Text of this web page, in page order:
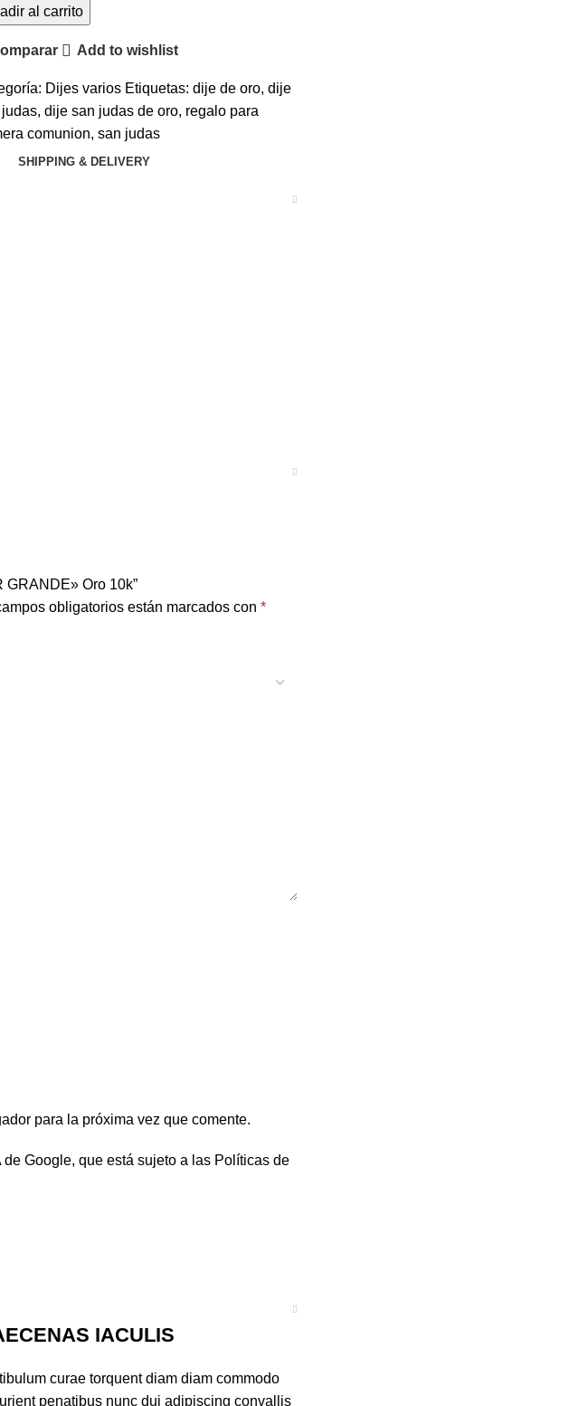
al carrito
Add to wishlist
Dijes varios Etiquetas: dije de oro, dije
, dije san judas de oro, regalo para
comunion, san judas
SHIPPING & DELIVERY
Oro 10k”
obligatorios están marcados con *
para la próxima vez que comente.
Google, que está sujeto a las Políticas de
IACULIS
curae torquent diam diam commodo
penatibus nunc dui adipiscing convallis